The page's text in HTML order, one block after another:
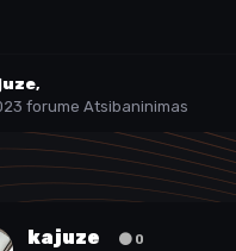
,
forume Atsibaninimas
kajuze 0